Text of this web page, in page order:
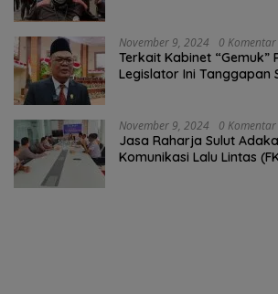
November 9, 2024 0 Komentar
Terkait Kabinet “Gemuk”
Legislator Ini Tanggapan
November 9, 2024 0 Komentar
Jasa Raharja Sulut
Komunikasi Lalu Lintas